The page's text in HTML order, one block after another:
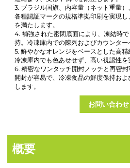
3. ブラジル国旗、内容量（ネット重量）
各種認証マークの規格準拠印刷を実現
を満たします。
4. 補強された密閉底面により、凍結時
持。冷凍庫内での陳列およびカウンター
5. 鮮やかなオレンジをベースとした高精
冷凍庫内でも色あせせず、高い視認性を
6. 精密なワンタッチ開封ノッチと再密封
開封が容易で、冷凍食品の鮮度保持お
します。
お問い合わせ
概要